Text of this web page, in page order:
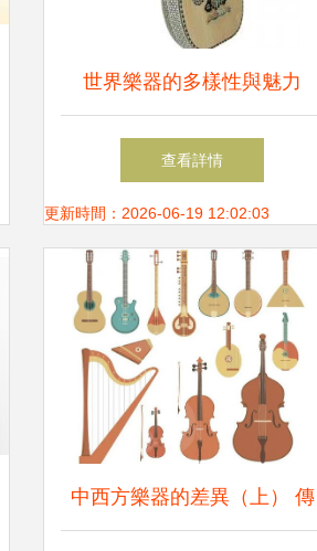
世界樂器的多樣性與魅力
查看詳情
更新時間：2026-06-19 12:02:03
中西方樂器的差異（上） 傳